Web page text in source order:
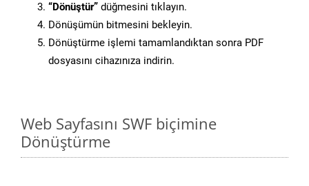
“Dönüştür” düğmesini tıklayın.
Dönüşümün bitmesini bekleyin.
Dönüştürme işlemi tamamlandıktan sonra PDF
dosyasını cihazınıza indirin.
Web Sayfasını SWF biçimine
Dönüştürme